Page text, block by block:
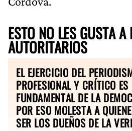
ESTO NO LES GUSTA A
AUTORITARIOS
EL EJERCICIO DEL
PROFESIONAL Y CRÍTICO
FUNDAMENTAL DE LA
POR ESO MOLESTA A
SER LOS DUEÑOS DE LA